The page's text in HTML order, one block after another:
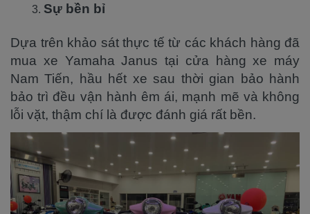
Sự bền bỉ
Dựa trên khảo sát thực tế từ các khách hàng đã
mua xe Yamaha Janus tại cửa hàng xe máy
Nam Tiến, hầu hết xe sau thời gian bảo hành
bảo trì đều vận hành êm ái, mạnh mẽ và không
lỗi vặt, thậm chí là được đánh giá rất bền.